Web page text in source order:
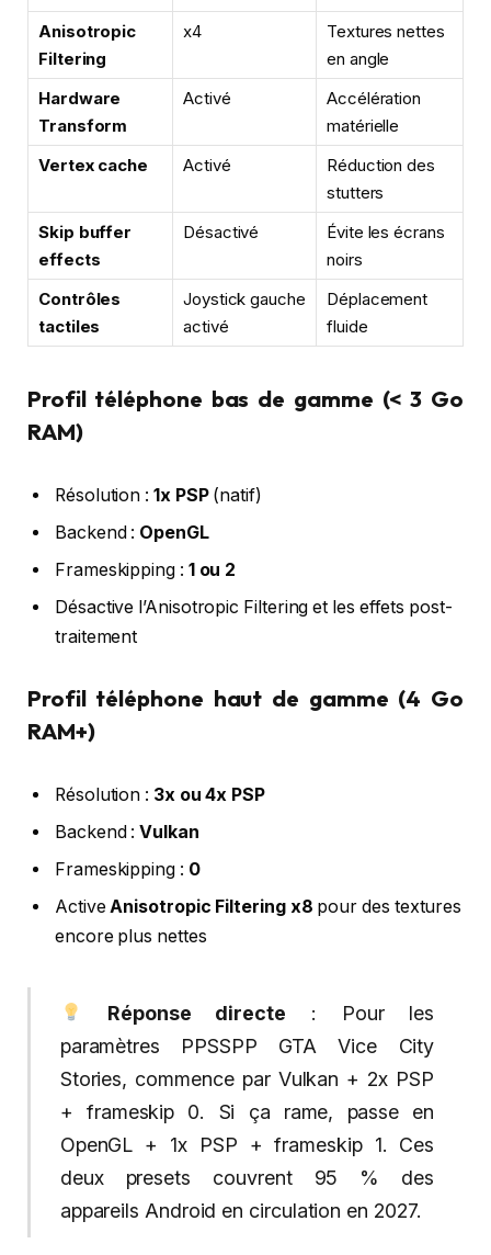
Anisotropic
Filtering
x4
Textures nettes
en angle
Hardware
Transform
Activé
Accélération
matérielle
Vertex cache
Activé
Réduction des
stutters
Skip buffer
effects
Désactivé
Évite les écrans
noirs
Contrôles
tactiles
Joystick gauche
activé
Déplacement
fluide
Profil téléphone bas de gamme (< 3 Go
RAM)
Résolution : 1x PSP(natif)
Backend : OpenGL
Frameskipping : 1 ou 2
Désactive l’Anisotropic Filtering et les effets post-
traitement
Profil téléphone haut de gamme (4 Go
RAM+)
Résolution : 3x ou 4x PSP
Backend :Vulkan
Frameskipping : 0
ActiveAnisotropic Filtering x8 pour des textures
encore plus nettes
Réponse directe : Pour les
paramètres PPSSPP GTA Vice City
Stories, commence par Vulkan + 2x PSP
+ frameskip 0. Si ça rame, passe en
OpenGL + 1x PSP + frameskip 1. Ces
deux presets couvrent 95 % des
appareils Android en circulation en 2027.